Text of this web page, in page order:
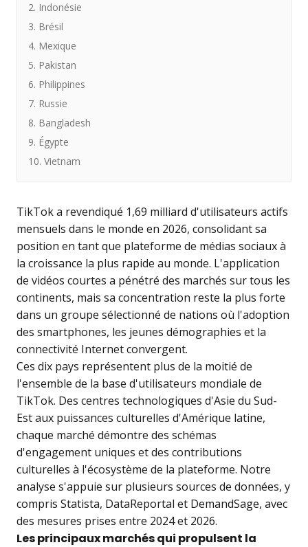
2. Indonésie
3. Brésil
4. Mexique
5. Pakistan
6. Philippines
7. Russie
8. Bangladesh
9. Égypte
10. Vietnam
TikTok a revendiqué 1,69 milliard d'utilisateurs actifs
mensuels dans le monde en 2026, consolidant sa
position en tant que plateforme de médias sociaux à
la croissance la plus rapide au monde. L'application
de vidéos courtes a pénétré des marchés sur tous les
continents, mais sa concentration reste la plus forte
dans un groupe sélectionné de nations où l'adoption
des smartphones, les jeunes démographies et la
connectivité Internet convergent.
Ces dix pays représentent plus de la moitié de
l'ensemble de la base d'utilisateurs mondiale de
TikTok. Des centres technologiques d'Asie du Sud-
Est aux puissances culturelles d'Amérique latine,
chaque marché démontre des schémas
d'engagement uniques et des contributions
culturelles à l'écosystème de la plateforme. Notre
analyse s'appuie sur plusieurs sources de données, y
compris Statista, DataReportal et DemandSage, avec
des mesures prises entre 2024 et 2026.
Les principaux marchés qui propulsent la